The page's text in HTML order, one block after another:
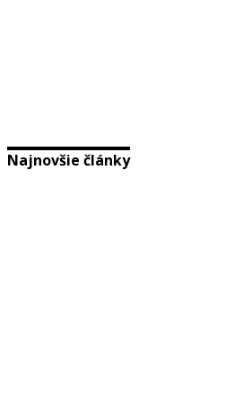
Najnovšie články